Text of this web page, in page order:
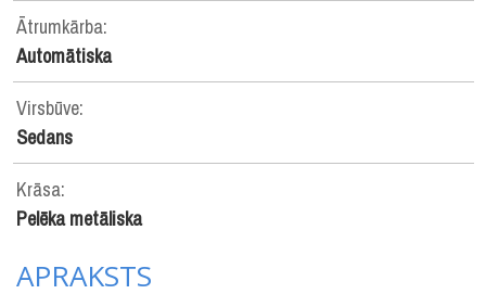
Ātrumkārba:
Automātiska
Virsbūve:
Sedans
Krāsa:
Pelēka metāliska
APRAKSTS